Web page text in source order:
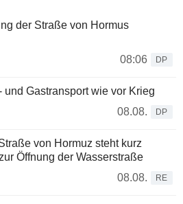
der Straße von Hormus
08:06
DP
Gastransport wie vor Krieg
08.08.
DP
von Hormuz steht kurz
Öffnung der Wasserstraße
08.08.
RE